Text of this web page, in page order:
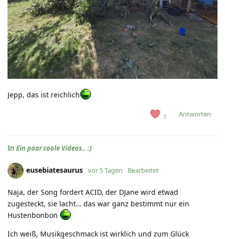
Jepp, das ist reichlich
3 Antworten
In Ein paar coole Videos.. :)
eusebiatesaurus vor 5 Tagen Bearbeitet
Naja, der Song fordert ACID, der DJane wird etwad
zugesteckt, sie lacht… das war ganz bestimmt nur ein
Hustenbonbon
Ich weiß, Musikgeschmack ist wirklich und zum Glück